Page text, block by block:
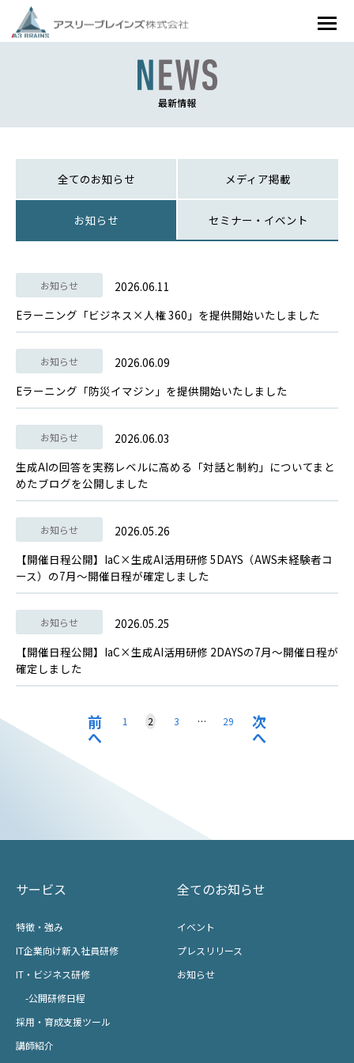
最新情報
全てのお知らせ メディア掲載
お知らせ セミナー・イベント
お知らせ
2026.06.11
Eラーニング「ビジネス×人権 360」を提供開始いたしました
お知らせ
2026.06.09
Eラーニング「防災イマジン」を提供開始いたしました
お知らせ
2026.06.03
生成AIの回答を実務レベルに高める「対話と制約」についてまと
めたブログを公開しました
お知らせ
2026.05.26
【開催日程公開】IaC×生成AI活用研修 5DAYS（AWS未経験者コ
ース）の7月～開催日程が確定しました
お知らせ
2026.05.25
【開催日程公開】IaC×生成AI活用研修 2DAYSの7月～開催日程が
確定しました
前
へ
1 2 3 … 29 次
へ
サービス
特徴・強み
IT企業向け新入社員研修
IT・ビジネス研修
-公開研修日程
採用・育成支援ツール
講師紹介
全てのお知らせ
イベント
プレスリリース
お知らせ